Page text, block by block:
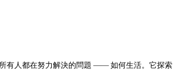
有人都在努力解決的問題 —— 如何生活。它探索